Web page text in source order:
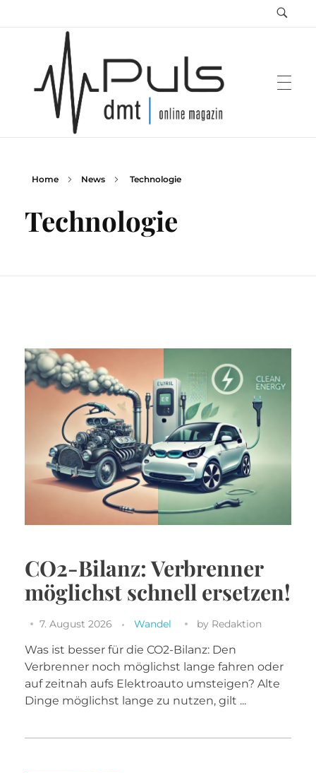
Home News Technologie
Technologie
CO2-Bilanz: Verbrenner
möglichst schnell ersetzen!
7. August 2026 Wandel by Redaktion
Was ist besser für die CO2-Bilanz: Den
Verbrenner noch möglichst lange fahren oder
auf zeitnah aufs Elektroauto umsteigen? Alte
Dinge möglichst lange zu nutzen, gilt ...